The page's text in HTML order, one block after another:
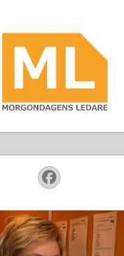
Facebook